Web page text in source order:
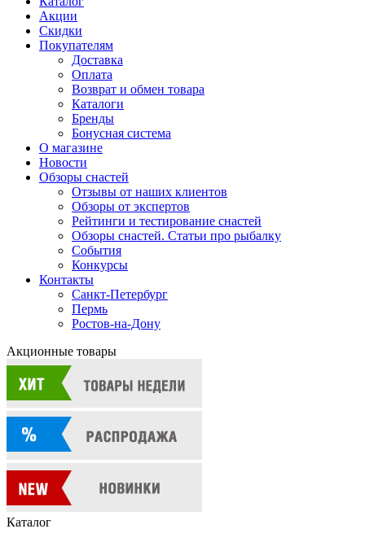
Акции
Скидки
Покупателям
Доставка
Оплата
Возврат и обмен товара
Каталоги
Бренды
Бонусная система
О магазине
Новости
Обзоры снастей
Отзывы от наших клиентов
Обзоры от экспертов
Рейтинги и тестирование снастей
Обзоры снастей. Статьи про рыбалку
События
Конкурсы
Контакты
Санкт-Петербург
Пермь
Ростов-на-Дону
Акционные товары
Каталог